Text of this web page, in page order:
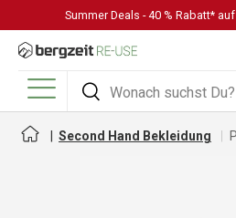
DIREKT ZUM INHALT
Summer Deals - 40 % Rabatt* auf
Suchen
Suchen
Menü
Second Hand Bekleidung